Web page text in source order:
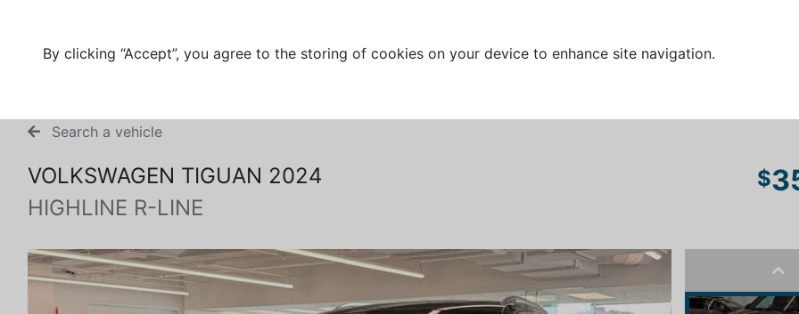
By clicking “Accept”, you agree to the storing of cookies on your device to enhance site navigation.
Search a vehicle
VOLKSWAGEN TIGUAN 2024
HIGHLINE R-LINE
$